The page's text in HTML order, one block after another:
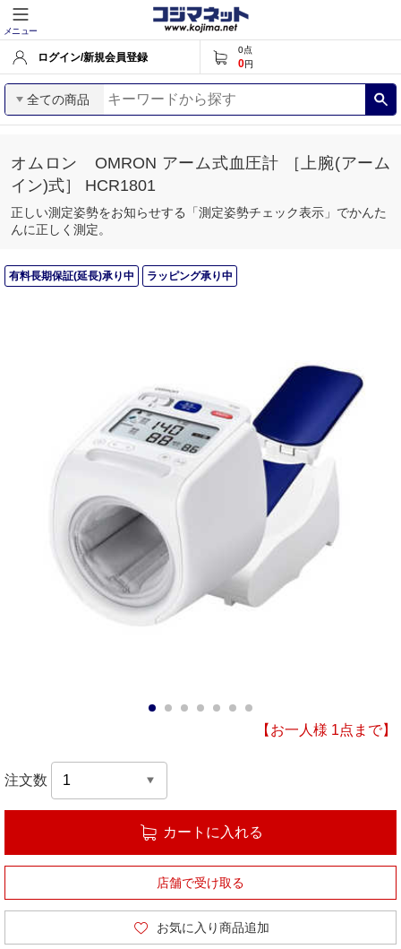
メニュー
ログイン/新規会員登録
0点
0円
全ての商品
オムロン OMRON アーム式血圧計 ［上腕(アーム
イン)式］ HCR1801
正しい測定姿勢をお知らせする「測定姿勢チェック表示」でかんた
んに正しく測定。
有料長期保証(延長)承り中 ラッピング承り中
【お一人様 1点まで】
注文数
カートに入れる
店舗で受け取る
お気に入り商品追加